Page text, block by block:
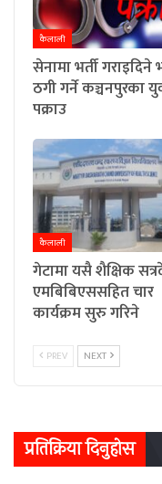
कैलाली
सेनामा भर्ती गराइदिने
ठगी गर्ने कञ्चनपुरका
पक्राउ
कैलाली
गेटामा यसै शैक्षिक
एमबिबिएससहित चार
कार्यक्रम सुरु गरिने
PREV NEXT
प्रतिक्रिया दिनुहोस